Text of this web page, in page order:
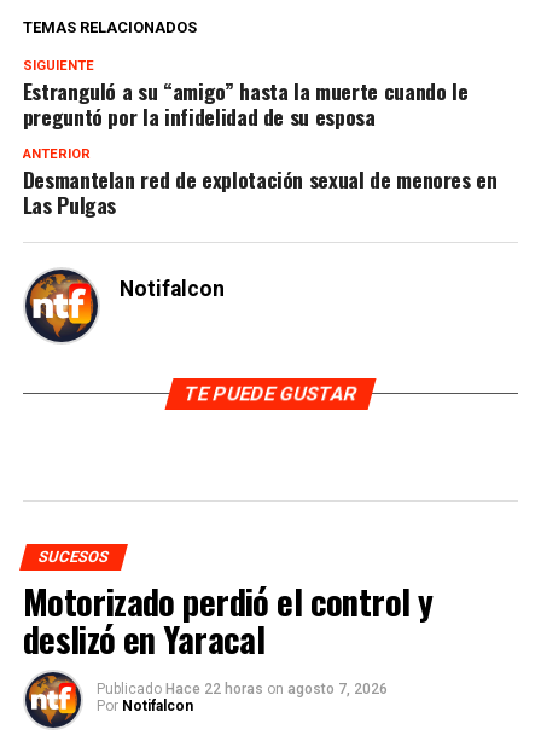
TEMAS RELACIONADOS
SIGUIENTE
Estranguló a su “amigo” hasta la muerte cuando le
preguntó por la infidelidad de su esposa
ANTERIOR
Desmantelan red de explotación sexual de menores en
Las Pulgas
Notifalcon
TE PUEDE GUSTAR
SUCESOS
Motorizado perdió el control y
deslizó en Yaracal
Publicado Hace 22 horas on agosto 7, 2026
Por Notifalcon